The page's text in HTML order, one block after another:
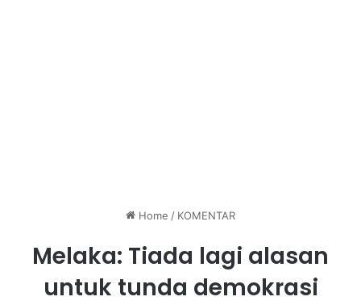
Home / KOMENTAR
Melaka: Tiada lagi alasan
untuk tunda demokrasi